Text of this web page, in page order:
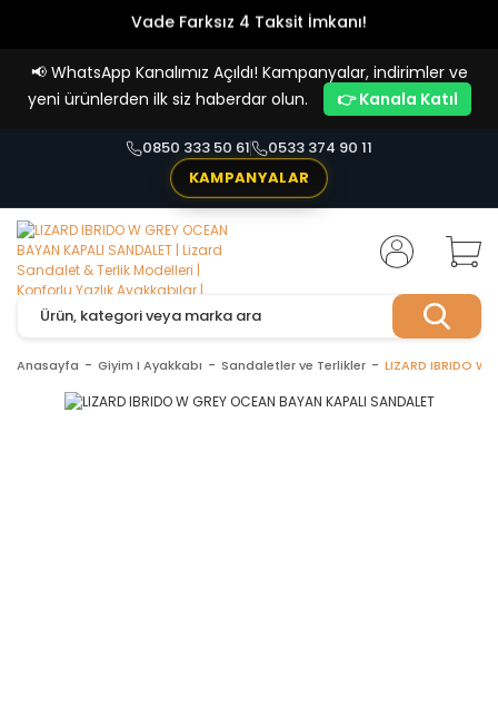
Vade Farksız 4 Taksit İmkanı!
📢 WhatsApp Kanalımız Açıldı! Kampanyalar, indirimler ve
yeni ürünlerden ilk siz haberdar olun.
👉 Kanala Katıl
0850 333 50 61
0533 374 90 11
KAMPANYALAR
Anasayfa Giyim I Ayakkabı Sandaletler ve Terlikler LIZARD IBRIDO W